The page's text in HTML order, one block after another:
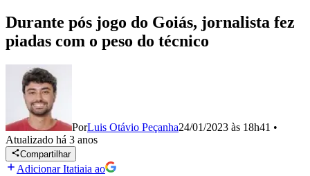
Durante pós jogo do Goiás, jornalista fez
piadas com o peso do técnico
PorLuis Otávio Peçanha24/01/2023 às 18h41 •
Atualizado há 3 anos
Compartilhar
Adicionar Itatiaia ao